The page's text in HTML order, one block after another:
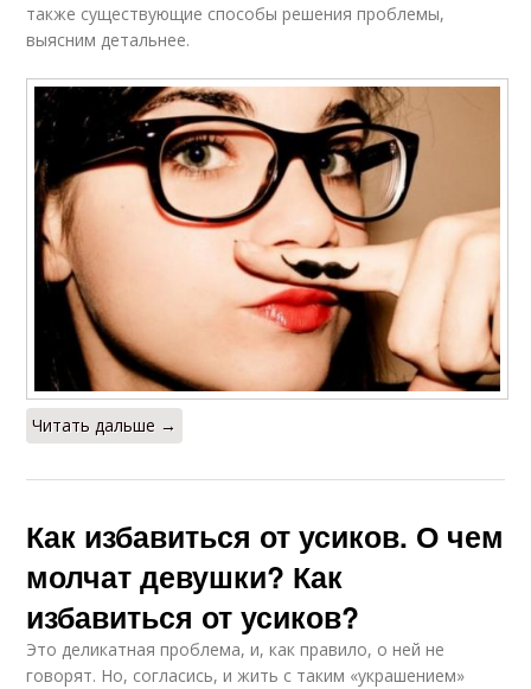
также существующие способы решения проблемы,
выясним детальнее.
Читать дальше →
Как избавиться от усиков. О чем
молчат девушки? Как
избавиться от усиков?
Это деликатная проблема, и, как правило, о ней не
говорят. Но, согласись, и жить с таким «украшением»